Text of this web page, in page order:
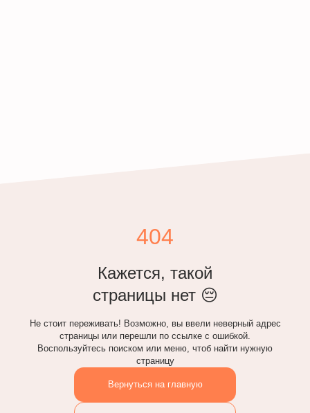
404
Кажется, такой
страницы нет 😔
Не стоит переживать! Возможно, вы ввели неверный адрес
страницы или перешли по ссылке с ошибкой.
Воспользуйтесь поиском или меню, чтоб найти нужную
страницу
Вернуться на главную